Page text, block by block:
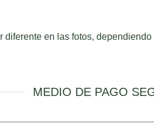
en las fotos,
MEDIO DE PAGO